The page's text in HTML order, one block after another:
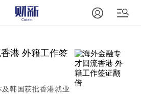
港 外籍工作签
及韩国获批香港就业